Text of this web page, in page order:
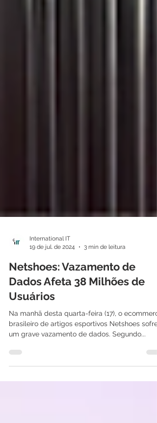
19 de jul. de 2024
3 min de leitura
Netshoes: Vazamento de
Dados Afeta 38 Milhões de
Usuários
Na manhã desta quarta-feira (17), o
um grave vazamento de dados. Segundo...